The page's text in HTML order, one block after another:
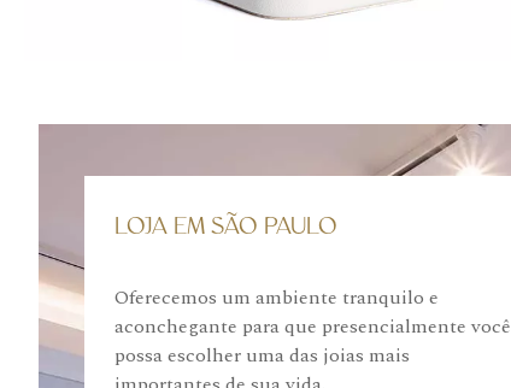
LOJA EM SÃO PAULO
Oferecemos um ambiente tranquilo e
aconchegante para que presencialmente você
possa escolher uma das joias mais